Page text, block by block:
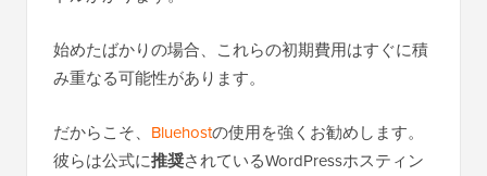
始めたばかりの場合、これらの初期費用はすぐに積
み重なる可能性があります。
だからこそ、 Bluehostの使用を強くお勧めします。
彼らは公式に推奨されているWordPressホスティン